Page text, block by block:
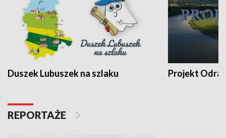
Duszek Lubuszek na szlaku Projekt Odra
REPORTAŻE